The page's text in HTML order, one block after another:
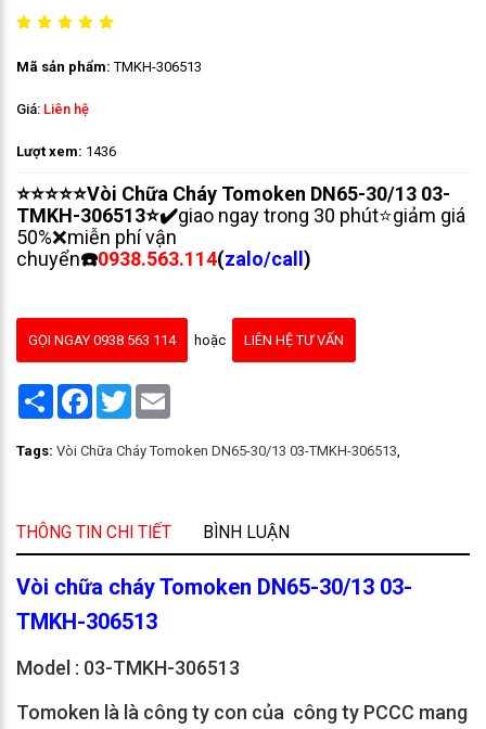
Mã sản phẩm: TMKH-306513
Giá: Liên hệ
Lượt xem: 1436
⭐⭐⭐⭐⭐Vòi Chữa Cháy Tomoken DN65-30/13 03-
TMKH-306513⭐✔️giao ngay trong 30 phút⭐giảm giá
50%❌miễn phí vận
chuyển☎️0938.563.114(zalo/call)
GỌI NGAY 0938 563 114 hoặc LIÊN HỆ TƯ VẤN
Share Facebook
Twitter
Tags: Vòi Chữa Cháy Tomoken DN65-30/13 03-TMKH-306513
THÔNG TIN CHI TIẾT BÌNH LUẬN
Vòi chữa cháy Tomoken DN65-30/13 03-
TMKH-306513
Model : 03-TMKH-306513
Tomoken là là công ty con của công ty PCCC mang